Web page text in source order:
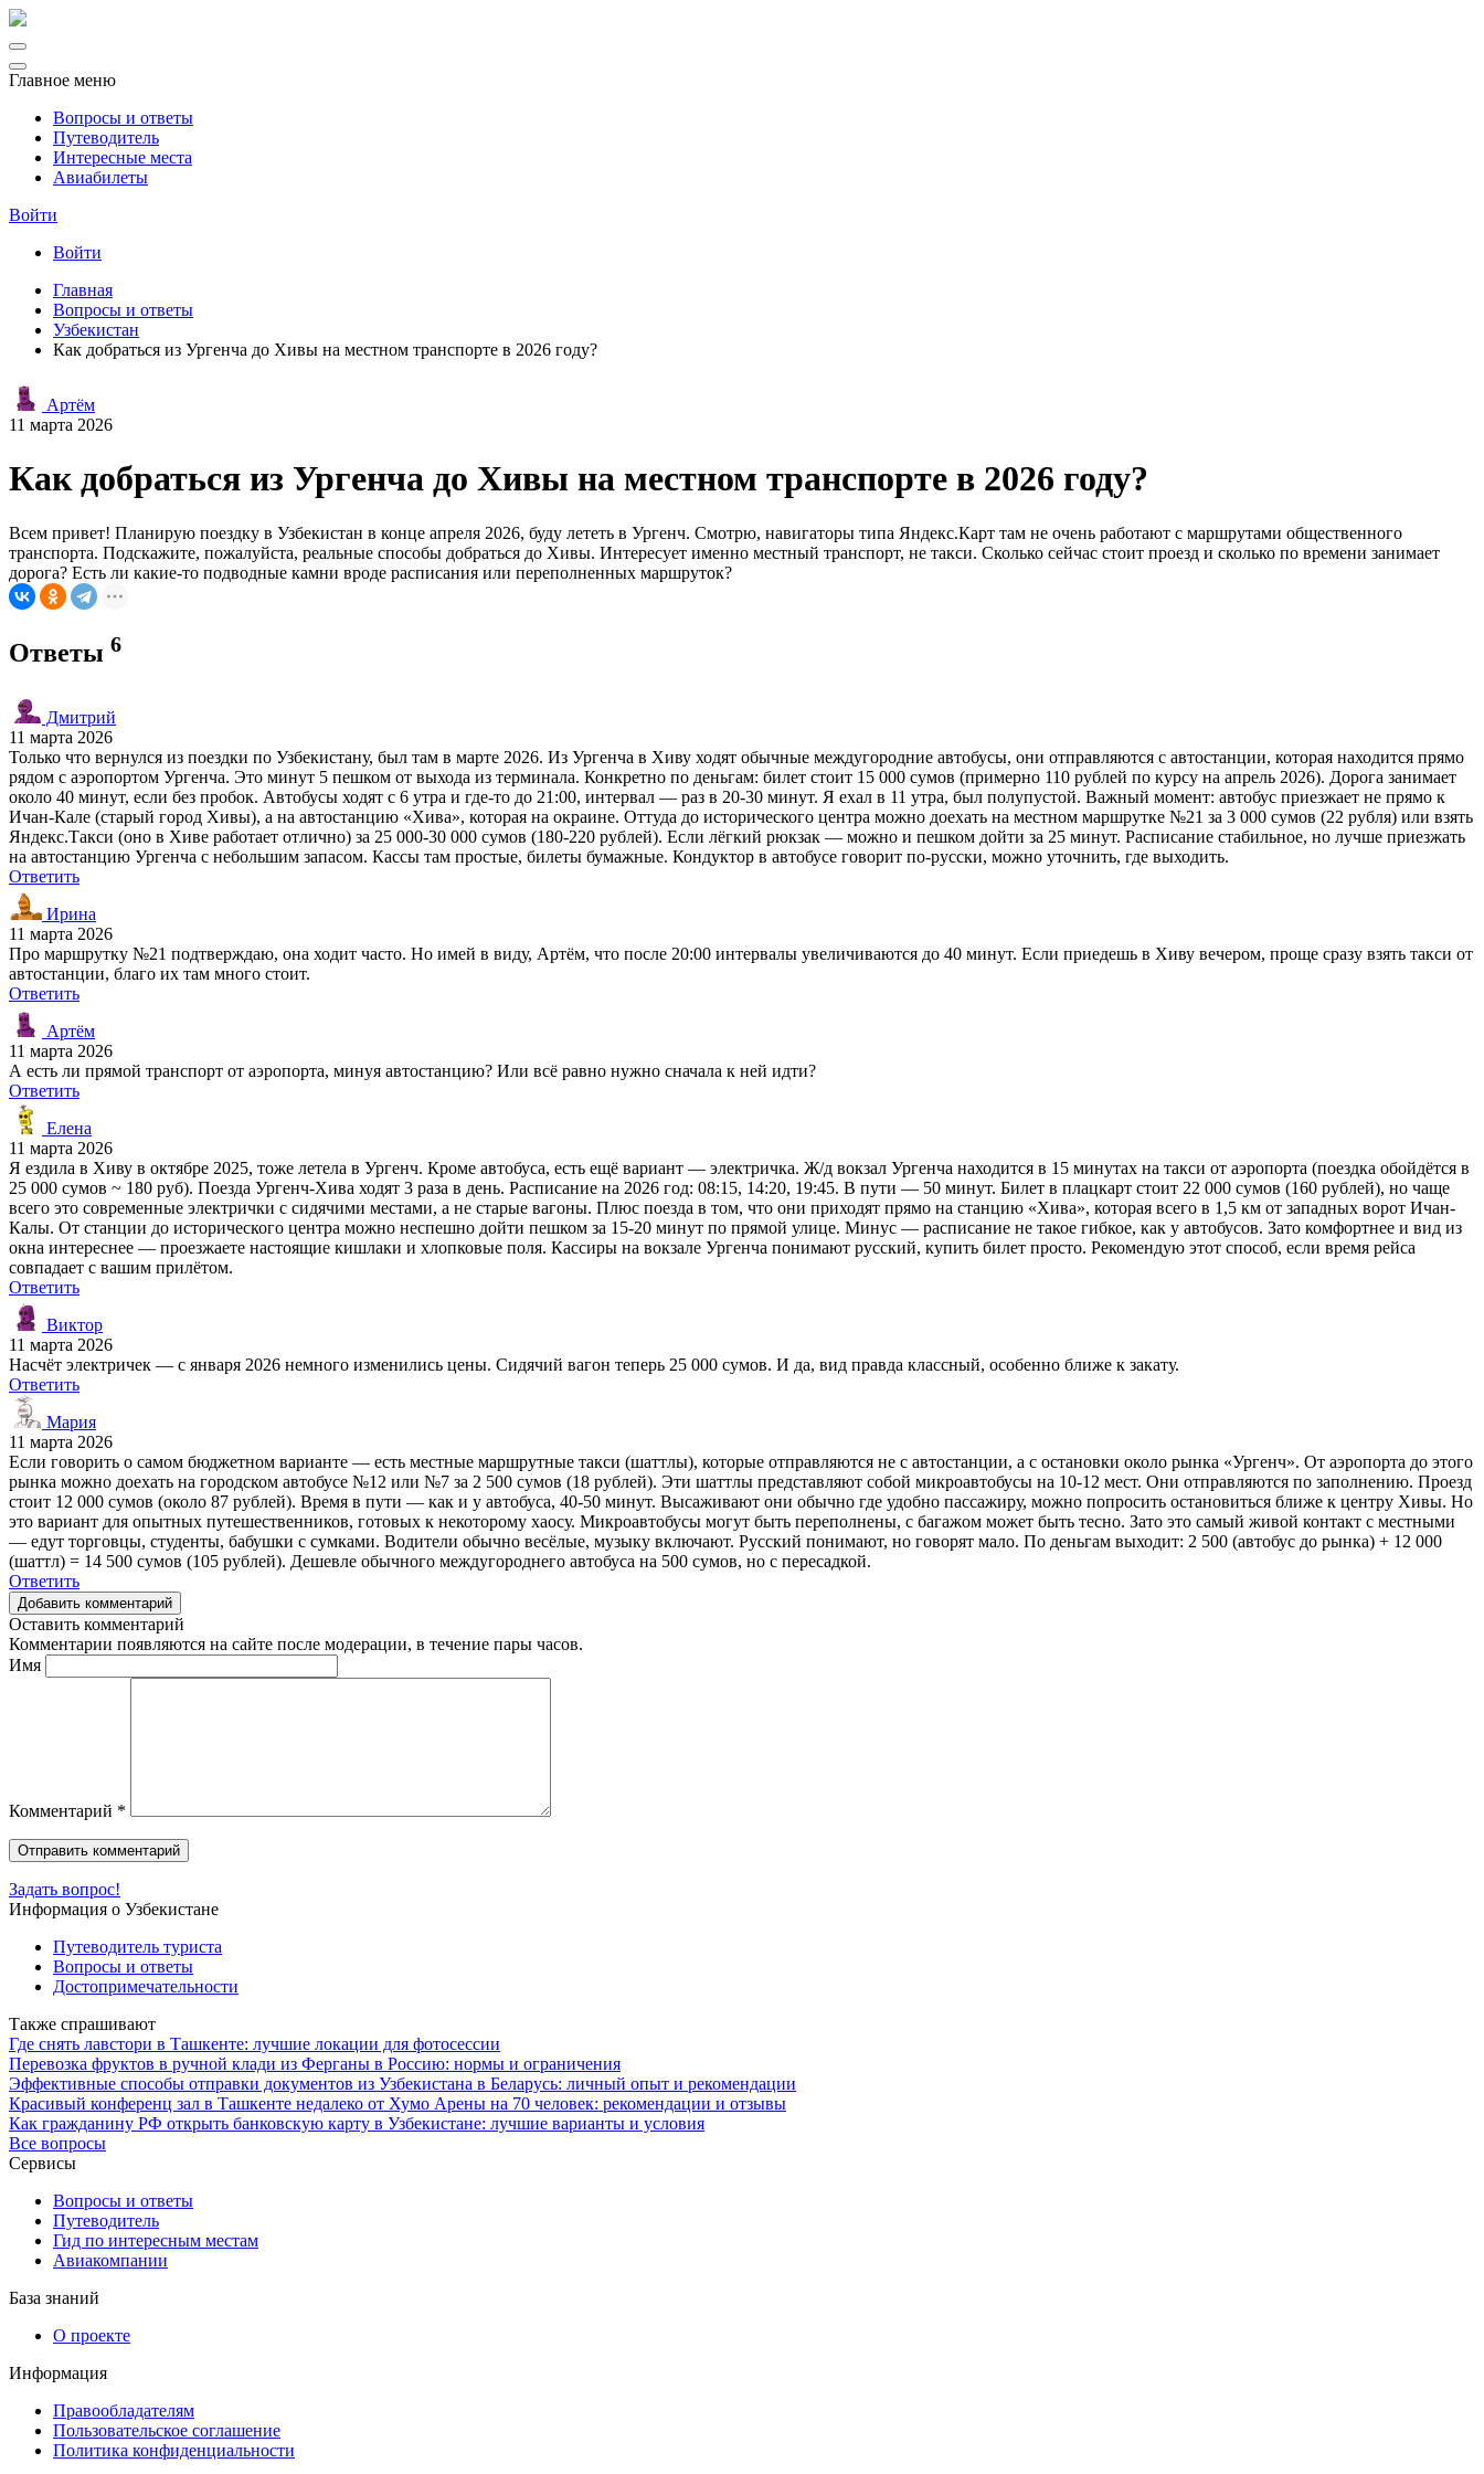
Главное меню
Вопросы и ответы
Путеводитель
Интересные места
Авиабилеты
Войти
Войти
Главная
Вопросы и ответы
Узбекистан
Как добраться из Ургенча до Хивы на местном транспорте в 2026 году?
Артём
11 марта 2026
Как добраться из Ургенча до Хивы на местном транспорте в 2026 году?
Всем привет! Планирую поездку в Узбекистан в конце апреля 2026, буду лететь в Ургенч. Смотрю, навигаторы типа Яндекс.Карт там не очень работают с маршрутами общественного
транспорта. Подскажите, пожалуйста, реальные способы добраться до Хивы. Интересует именно местный транспорт, не такси. Сколько сейчас стоит проезд и сколько по времени занимает
дорога? Есть ли какие-то подводные камни вроде расписания или переполненных маршруток?
Ответы 6
Дмитрий
11 марта 2026
Только что вернулся из поездки по Узбекистану, был там в марте 2026. Из Ургенча в Хиву ходят обычные междугородние автобусы, они отправляются с автостанции, которая находится прямо
рядом с аэропортом Ургенча. Это минут 5 пешком от выхода из терминала. Конкретно по деньгам: билет стоит 15 000 сумов (примерно 110 рублей по курсу на апрель 2026). Дорога занимает
около 40 минут, если без пробок. Автобусы ходят с 6 утра и где-то до 21:00, интервал — раз в 20-30 минут. Я ехал в 11 утра, был полупустой. Важный момент: автобус приезжает не прямо к
Ичан-Кале (старый город Хивы), а на автостанцию «Хива», которая на окраине. Оттуда до исторического центра можно доехать на местном маршрутке №21 за 3 000 сумов (22 рубля) или взять
Яндекс.Такси (оно в Хиве работает отлично) за 25 000-30 000 сумов (180-220 рублей). Если лёгкий рюкзак — можно и пешком дойти за 25 минут. Расписание стабильное, но лучше приезжать
на автостанцию Ургенча с небольшим запасом. Кассы там простые, билеты бумажные. Кондуктор в автобусе говорит по-русски, можно уточнить, где выходить.
Ответить
Ирина
11 марта 2026
Про маршрутку №21 подтверждаю, она ходит часто. Но имей в виду, Артём, что после 20:00 интервалы увеличиваются до 40 минут. Если приедешь в Хиву вечером, проще сразу взять такси от
автостанции, благо их там много стоит.
Ответить
Артём
11 марта 2026
А есть ли прямой транспорт от аэропорта, минуя автостанцию? Или всё равно нужно сначала к ней идти?
Ответить
Елена
11 марта 2026
Я ездила в Хиву в октябре 2025, тоже летела в Ургенч. Кроме автобуса, есть ещё вариант — электричка. Ж/д вокзал Ургенча находится в 15 минутах на такси от аэропорта (поездка обойдётся в
25 000 сумов ~ 180 руб). Поезда Ургенч-Хива ходят 3 раза в день. Расписание на 2026 год: 08:15, 14:20, 19:45. В пути — 50 минут. Билет в плацкарт стоит 22 000 сумов (160 рублей), но чаще
всего это современные электрички с сидячими местами, а не старые вагоны. Плюс поезда в том, что они приходят прямо на станцию «Хива», которая всего в 1,5 км от западных ворот Ичан-
Калы. От станции до исторического центра можно неспешно дойти пешком за 15-20 минут по прямой улице. Минус — расписание не такое гибкое, как у автобусов. Зато комфортнее и вид из
окна интереснее — проезжаете настоящие кишлаки и хлопковые поля. Кассиры на вокзале Ургенча понимают русский, купить билет просто. Рекомендую этот способ, если время рейса
совпадает с вашим прилётом.
Ответить
Виктор
11 марта 2026
Насчёт электричек — с января 2026 немного изменились цены. Сидячий вагон теперь 25 000 сумов. И да, вид правда классный, особенно ближе к закату.
Ответить
Мария
11 марта 2026
Если говорить о самом бюджетном варианте — есть местные маршрутные такси (шаттлы), которые отправляются не с автостанции, а с остановки около рынка «Ургенч». От аэропорта до этого
рынка можно доехать на городском автобусе №12 или №7 за 2 500 сумов (18 рублей). Эти шаттлы представляют собой микроавтобусы на 10-12 мест. Они отправляются по заполнению. Проезд
стоит 12 000 сумов (около 87 рублей). Время в пути — как и у автобуса, 40-50 минут. Высаживают они обычно где удобно пассажиру, можно попросить остановиться ближе к центру Хивы. Но
это вариант для опытных путешественников, готовых к некоторому хаосу. Микроавтобусы могут быть переполнены, с багажом может быть тесно. Зато это самый живой контакт с местными
— едут торговцы, студенты, бабушки с сумками. Водители обычно весёлые, музыку включают. Русский понимают, но говорят мало. По деньгам выходит: 2 500 (автобус до рынка) + 12 000
(шаттл) = 14 500 сумов (105 рублей). Дешевле обычного междугороднего автобуса на 500 сумов, но с пересадкой.
Ответить
Добавить комментарий
Оставить комментарий
Комментарии появляются на сайте после модерации, в течение пары часов.
Имя
Комментарий *
Задать вопрос!
Информация о Узбекистане
Путеводитель туриста
Вопросы и ответы
Достопримечательности
Также спрашивают
Где снять лавстори в Ташкенте: лучшие локации для фотосессии
Перевозка фруктов в ручной клади из Ферганы в Россию: нормы и ограничения
Эффективные способы отправки документов из Узбекистана в Беларусь: личный опыт и рекомендации
Красивый конференц зал в Ташкенте недалеко от Хумо Арены на 70 человек: рекомендации и отзывы
Как гражданину РФ открыть банковскую карту в Узбекистане: лучшие варианты и условия
Все вопросы
Сервисы
Вопросы и ответы
Путеводитель
Гид по интересным местам
Авиакомпании
База знаний
О проекте
Информация
Правообладателям
Пользовательское соглашение
Политика конфиденциальности